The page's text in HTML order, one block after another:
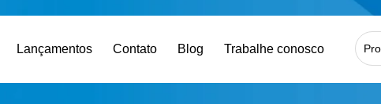
Lançamentos Contato Blog Trabalhe conosco